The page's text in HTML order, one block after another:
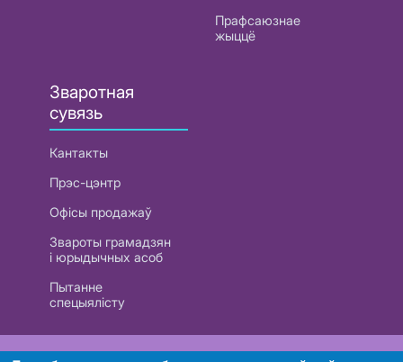
Прафсаюзнае
жыццё
Зваротная
сувязь
Кантакты
Прэс-цэнтр
Офісы продажаў
Звароты грамадзян
і юрыдычных асоб
Пытанне
спецыялісту
РУП «Белтэлекам». УНП 101007741